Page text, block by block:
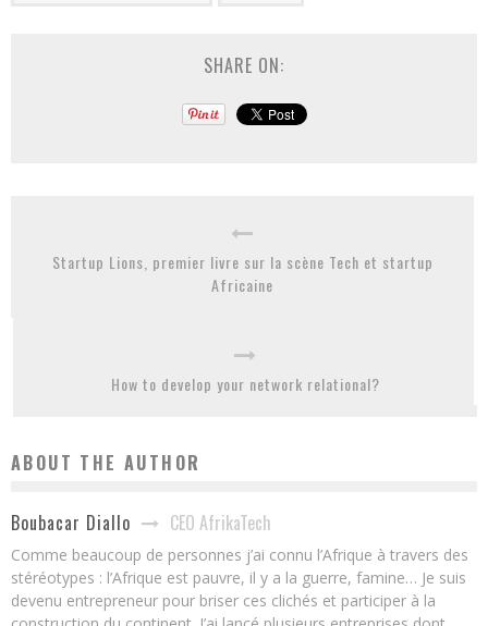
SHARE ON:
Startup Lions, premier livre sur la scène Tech et startup
Africaine
How to develop your network relational?
ABOUT THE AUTHOR
Boubacar Diallo CEO AfrikaTech
Comme beaucoup de personnes j’ai connu l’Afrique à travers des
stéréotypes : l’Afrique est pauvre, il y a la guerre, famine… Je suis
devenu entrepreneur pour briser ces clichés et participer à la